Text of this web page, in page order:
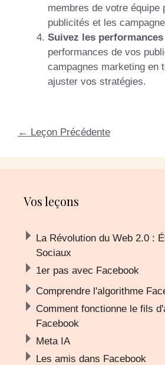
membres de votre équipe
publicités et les
Suivez les performances
performances de vos
campagnes marketing en
ajuster vos stratégies.
← Leçon Précédente
Vos leçons
La Révolution du Web 2.0 :
Sociaux
1er pas avec Facebook
Comprendre l'algorithme
Comment fonctionne le fils
Facebook
Meta IA
Les amis dans Facebook